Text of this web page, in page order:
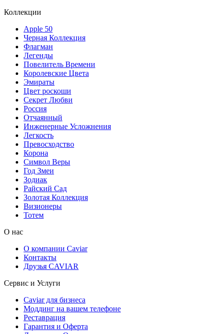
Коллекции
Apple 50
Черная Коллекция
Флагман
Легенды
Повелитель Времени
Королевские Цвета
Эмираты
Цвет роскоши
Секрет Любви
Россия
Отчаянный
Инженерные Усложнения
Легкость
Превосходство
Корона
Символ Веры
Год Змеи
Зодиак
Райский Сад
Золотая Коллекция
Визионеры
Тотем
О нас
О компании Caviar
Контакты
Друзья CAVIAR
Сервис и Услуги
Caviar для бизнеса
Моддинг на вашем телефоне
Реставрация
Гарантия и Оферта